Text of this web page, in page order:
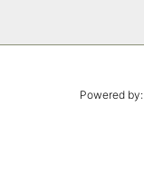
Powered by: